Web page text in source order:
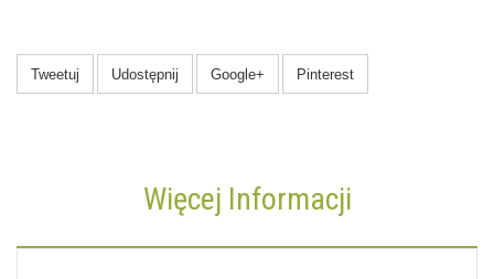
Tweetuj Udostępnij Google+ Pinterest
Więcej Informacji